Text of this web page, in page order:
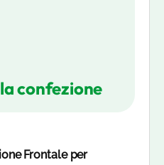
confezione
Frontale per